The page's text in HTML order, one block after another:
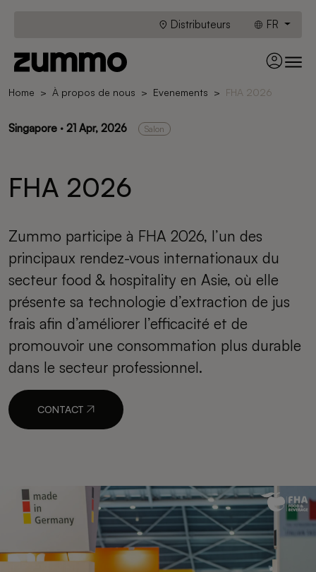
Distributeurs FR
Home À propos de nous Evenements FHA 2026
Singapore · 21 Apr, 2026 Salon
FHA 2026
Zummo participe à FHA 2026, l’un des
principaux rendez-vous internationaux du
secteur food & hospitality en Asie, où elle
présente sa technologie d’extraction de jus
frais afin d’améliorer l’efficacité et de
promouvoir une consommation plus durable
dans le secteur professionnel.
CONTACT